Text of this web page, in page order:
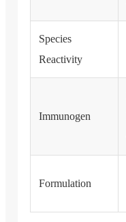
Species
Reactivity
Immunogen
Formulation